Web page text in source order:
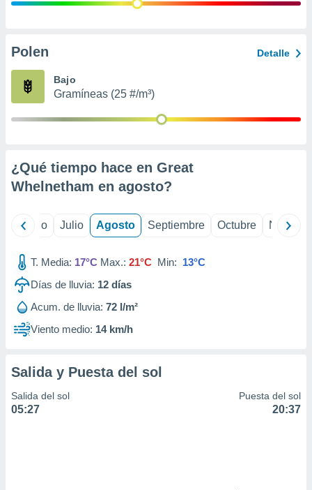
e
publicidad
Polen Detalle
Bajo
Gramíneas (25 #/m³)
¿Qué tiempo hace en Great
Whelnetham en agosto?
Junio Julio Agosto Septiembre Octubre
T. Media: 17°C Max.: 21°C Min: 13°C
Días de lluvia: 12 días
Acum. de lluvia: 72 l/m²
Viento medio: 14 km/h
Salida y Puesta del sol
Salida del sol
05:27
Puesta del sol
20:37